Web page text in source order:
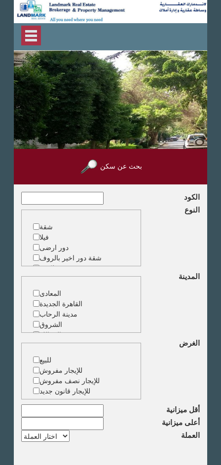
بحث عن سكن
الكود
النوع
شقة
فيلا
دور ارضى
شقة دور اخير بالروف
شقة دوبلكس
شقة حجرة واحدة
ارض
مبنى
المدينة
المعادى
القاهرة الجديدة
مدينة الرحاب
الشروق
الزمالك
جاردن سيتى
دقى
المهندسين
الجيزة
العجوزة
وسط البلد
مصر الجديدة
مدينة نصر
السادس من اكتوبر
الشيخ زايد
الغرض
للبيع
للإيجار مفروش
للإيجار نصف مفروش
للإيجار قانون جديد
أقل ميزانية
أعلى ميزانية
العملة